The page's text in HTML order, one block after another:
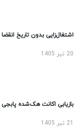
اشتغال‌زایی بدون تاریخ انقضا
20 تیر 1405
بازیابی اکانت هک‌شده پابجی